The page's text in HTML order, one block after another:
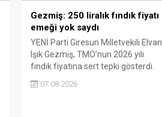
Gezmiş: 250 liralık fındık fiyatı
emeği yok saydı
YENİ Parti Giresun Milletvekili Elvan
Işık Gezmiş, TMO’nun 2026 yılı
fındık fiyatına sert tepki gösterdi.
maliyetlerini karşılamadığını belirten
07.08.2026